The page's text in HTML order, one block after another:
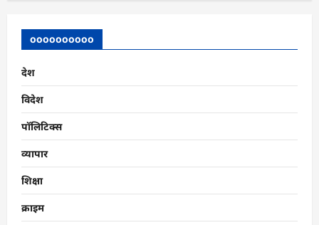
oooooooooo
देश
विदेश
पॉलिटिक्स
व्यापार
शिक्षा
क्राइम